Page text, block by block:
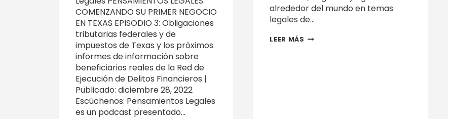
COMENZANDO SU PRIMER NEGOCIO
EN TEXAS EPISODIO 3: Obligaciones
tributarias federales y de
impuestos de Texas y los próximos
informes de información sobre
beneficiarios reales de la Red de
Ejecución de Delitos Financieros |
Publicado: diciembre 28, 2022
Escúchenos: Pensamientos Legales
es un podcast presentado…
alrededor del mundo en temas
legales de…
LEER MÁS CUENTAS